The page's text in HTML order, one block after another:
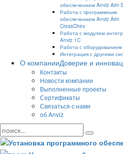
обеспечением Anviz Aim
Работа с программным
обеспечением Anviz Aim
CrossChex
Работа с модулем
Anviz 1C
Работа с оборудованием
Интеграция с другими
О компанииДоверие и
Контакты
Новости компании
Выполненные проекты
Сертификаты
Связаться с нами
об Anviz